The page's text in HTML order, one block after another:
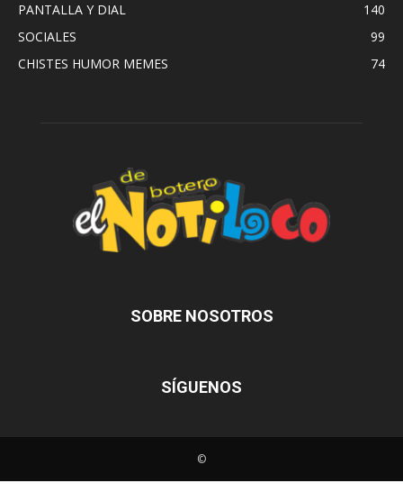
PANTALLA Y DIAL
140
SOCIALES
99
CHISTES HUMOR MEMES
74
SOBRE NOSOTROS
SÍGUENOS
©